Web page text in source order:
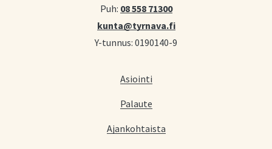
Puh: 08 558 71300
kunta@tyrnava.fi
Y-tunnus: 0190140-9
Asiointi
Palaute
Ajankohtaista